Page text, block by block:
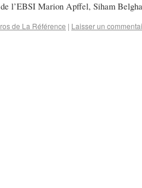
l’EBSI Marion Apffel, Siham
de La Référence | Laisser un